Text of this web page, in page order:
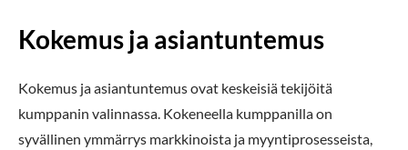
Kokemus ja asiantuntemus
Kokemus ja asiantuntemus ovat keskeisiä tekijöitä
kumppanin valinnassa. Kokeneella kumppanilla on
syvällinen ymmärrys markkinoista ja myyntiprosesseista,